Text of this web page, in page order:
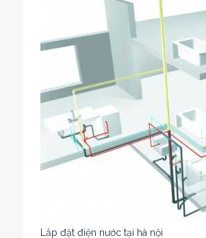
Lắp đặt điện nước tại hà nội